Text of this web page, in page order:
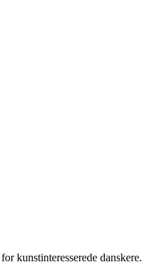
kunstinteresserede danskere.